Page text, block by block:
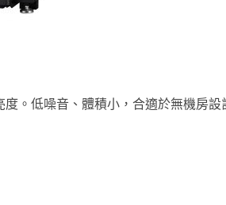
。低噪音、體積小，合適於無機房